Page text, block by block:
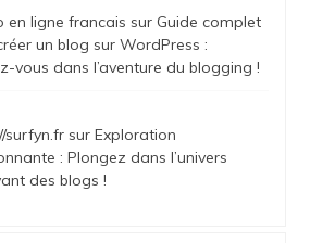
en ligne francais sur Guide complet
un blog sur WordPress :
vous dans l’aventure du blogging !
surfyn.frsur Exploration
: Plongez dans l’univers
des blogs !